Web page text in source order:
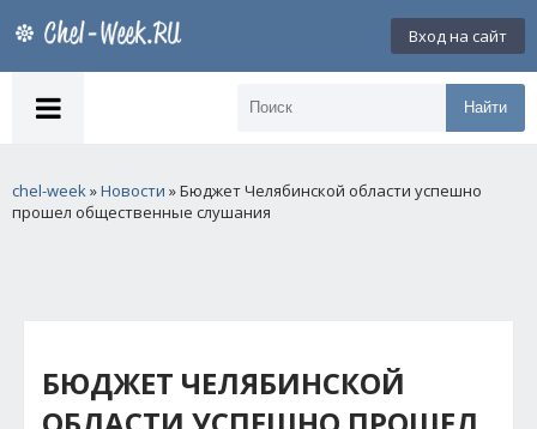
Вход на сайт
Найти
chel-week»Новости » Бюджет Челябинской области успешно
прошел общественные слушания
БЮДЖЕТ ЧЕЛЯБИНСКОЙ